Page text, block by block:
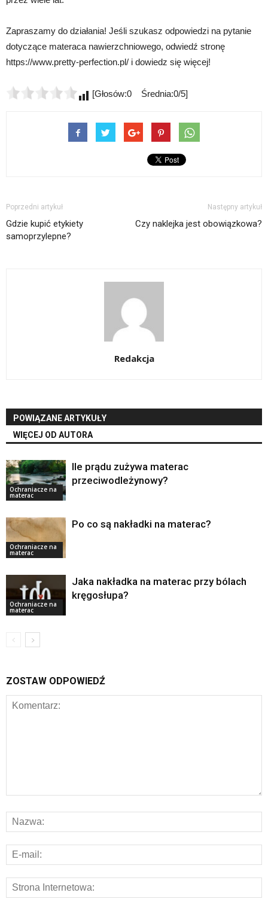
Zapraszamy do działania! Jeśli szukasz odpowiedzi na pytanie
dotyczące materaca nawierzchniowego, odwiedź stronę
https://www.pretty-perfection.pl/ i dowiedz się więcej!
[Głosów:0 Średnia:0/5]
Poprzedni artykuł
Gdzie kupić etykiety
samoprzylepne?
Następny artykuł
Czy naklejka jest obowiązkowa?
Redakcja
POWIĄZANE ARTYKUŁY
WIĘCEJ OD AUTORA
Ochraniacze na
materac
Ile prądu zużywa materac
przeciwodleżynowy?
Ochraniacze na
materac
Po co są nakładki na materac?
Ochraniacze na
materac
Jaka nakładka na materac przy bólach
kręgosłupa?
ZOSTAW ODPOWIEDŹ